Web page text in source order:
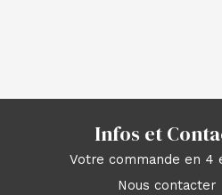
Infos et
Votre commande en 4
Nous contacter